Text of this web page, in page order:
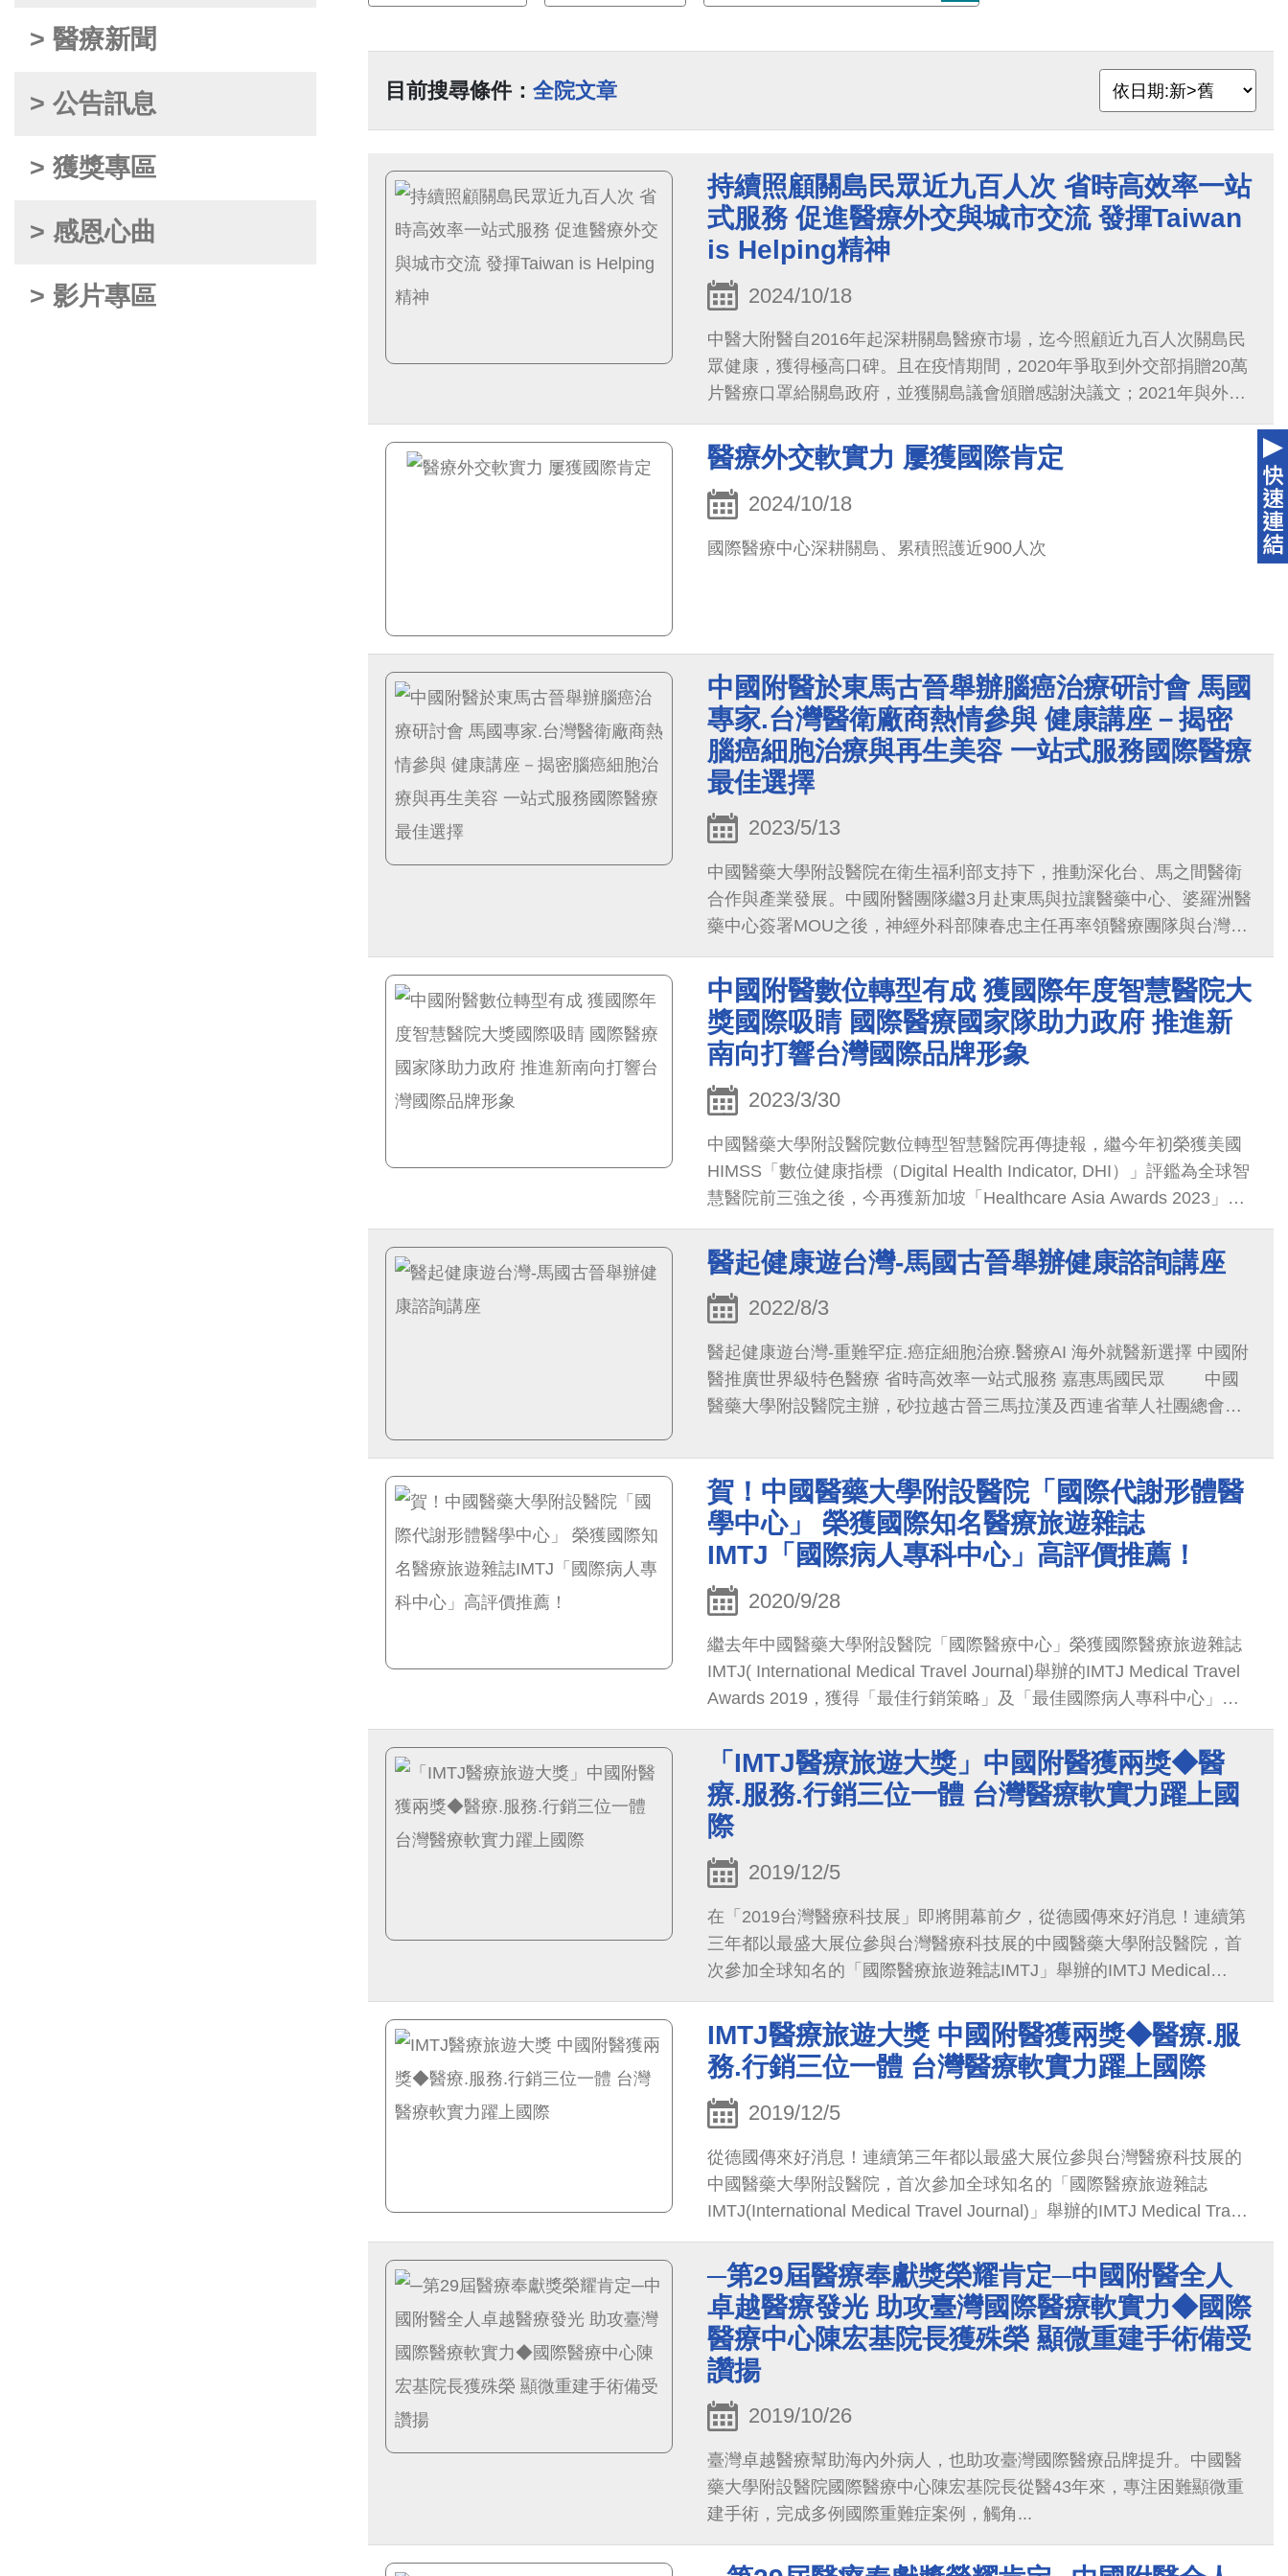
> 醫療新聞
> 公告訊息
> 獲獎專區
> 感恩心曲
> 影片專區
目前搜尋條件： 全院文章
持續照顧關島民眾近九百人次 省時高效率一站
式服務 促進醫療外交與城市交流 發揮Taiwan
is Helping精神
2024/10/18
中醫大附醫自2016年起深耕關島醫療市場，迄今照顧近九百人次關島民
眾健康，獲得極高口碑。且在疫情期間，2020年爭取到外交部捐贈20萬
片醫療口罩給關島政府，並獲關島議會頒贈感謝決議文；2021年與外交
部合作完成「關島醫療人道包機」，持續守護關島民眾健康的實績有目
共睹，最終促成2022年，臺中市與關島締結姊妹市協定，關島成為臺中
市第19個姊妹市，充分發揮醫療外交軟實力與「Taiwan is Helping」的
精神。
醫療外交軟實力 屢獲國際肯定
2024/10/18
國際醫療中心深耕關島、累積照護近900人次
中國附醫於東馬古晉舉辦腦癌治療研討會 馬國
專家.台灣醫衛廠商熱情參與 健康講座－揭密
腦癌細胞治療與再生美容 一站式服務國際醫療
最佳選擇
2023/5/13
中國醫藥大學附設醫院在衛生福利部支持下，推動深化台、馬之間醫衛
合作與產業發展。中國附醫團隊繼3月赴東馬與拉讓醫藥中心、婆羅洲醫
藥中心簽署MOU之後，神經外科部陳春忠主任再率領醫療團隊與台灣醫
衛廠商到古晉，5月13日上午於pullman酒店，舉辦「Malaysia-Taiwan
Smart Healthcare Forum for the Treatment of Brain Tumor」研討會，邀
請馬國醫療專業人士參與；也於當日下午，舉辦對象為一般民眾的「揭
密-腦癌細胞治療與再生美容」健康講座，提高當地民眾健康識能，並提
供來台健檢與就醫的新選擇。
中國附醫數位轉型有成 獲國際年度智慧醫院大
獎國際吸睛 國際醫療國家隊助力政府 推進新
南向打響台灣國際品牌形象
2023/3/30
中國醫藥大學附設醫院數位轉型智慧醫院再傳捷報，繼今年初榮獲美國
HIMSS「數位健康指標（Digital Health Indicator, DHI）」評鑑為全球智
慧醫院前三強之後，今再獲新加坡「Healthcare Asia Awards 2023」的
「年度智慧醫院the Smart Hospital Initiative of the Year」獎，為台灣唯
一獲獎醫院，再度打響台灣國際醫療的國際品牌知名度與卓越形象，更
對政府力推醫衛新南向計畫的成果奠定指標意義。
醫起健康遊台灣-馬國古晉舉辦健康諮詢講座
2022/8/3
醫起健康遊台灣-重難罕症.癌症細胞治療.醫療AI 海外就醫新選擇 中國附
醫推廣世界級特色醫療 省時高效率一站式服務 嘉惠馬國民眾 中國
醫藥大學附設醫院主辦，砂拉越古晉三馬拉漢及西連省華人社團總會及
19日（星期五）晚上7:30，於馬來西亞古晉 Lot 10 Boutique Hotel舉
行。 廣大關心健康的馬來西亞民眾，有福了！台灣國際醫療領導品
牌－中國醫藥大學附設醫院（中國附醫）在台灣政府支持下，首度將世
界級，治療重難罕症、癌症細胞治療、醫療AI的尖端醫療技術與國際醫
療服務，推廣到砂拉越、沙巴地區。中國附醫將於19日，首次於古晉舉
辦一場「醫起健康遊台灣」健康諮詢講座，由中國附醫四位醫師、專家
群，就尖端特色醫療、癌症細胞治療、幹細胞健康應用與赴台就醫服務
四大面向，與民眾面對面分享。
賀！中國醫藥大學附設醫院「國際代謝形體醫
學中心」 榮獲國際知名醫療旅遊雜誌
IMTJ「國際病人專科中心」高評價推薦！
2020/9/28
繼去年中國醫藥大學附設醫院「國際醫療中心」榮獲國際醫療旅遊雜誌
IMTJ( International Medical Travel Journal)舉辦的IMTJ Medical Travel
Awards 2019，獲得「最佳行銷策略」及「最佳國際病人專科中心」兩
大殊榮後，今年中國附醫「國際代謝形體醫學中心」再次獲得醫療旅遊
雜誌(IMTJ)肯定，為台灣奪下IMTJ「國際病人專科中心」
「IMTJ醫療旅遊大獎」中國附醫獲兩獎◆醫
療.服務.行銷三位一體 台灣醫療軟實力躍上國
際
2019/12/5
在「2019台灣醫療科技展」即將開幕前夕，從德國傳來好消息！連續第
三年都以最盛大展位參與台灣醫療科技展的中國醫藥大學附設醫院，首
次參加全球知名的「國際醫療旅遊雜誌IMTJ」舉辦的IMTJ Medical
人專科中心」兩項大獎
IMTJ醫療旅遊大獎 中國附醫獲兩獎◆醫療.服
務.行銷三位一體 台灣醫療軟實力躍上國際
2019/12/5
從德國傳來好消息！連續第三年都以最盛大展位參與台灣醫療科技展的
中國醫藥大學附設醫院，首次參加全球知名的「國際醫療旅遊雜誌
IMTJ(International Medical Travel Journal)」舉辦的IMTJ Medical Travel
Awards 2019就獲三項入圍
─第29屆醫療奉獻獎榮耀肯定─中國附醫全人
卓越醫療發光 助攻臺灣國際醫療軟實力◆國際
醫療中心陳宏基院長獲殊榮 顯微重建手術備受
讚揚
2019/10/26
臺灣卓越醫療幫助海內外病人，也助攻臺灣國際醫療品牌提升。中國醫
藥大學附設醫院國際醫療中心陳宏基院長從醫43年來，專注困難顯微重
建手術，完成多例國際重難症案例，觸角...